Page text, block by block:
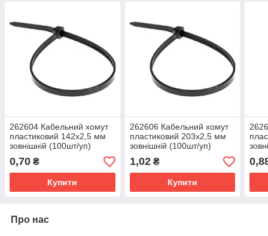
262604 Кабельний хомут
пластиковий 142х2,5 мм
зовнішній (100шт/уп)
0,70 ₴
Купити
262606 Кабельний хомут
пластиковий 203х2,5 мм
зовнішній (100шт/уп)
1,02₴
Купити
уп)
Про нас